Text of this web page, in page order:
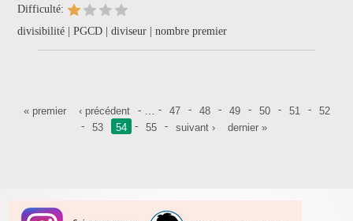
Difficulté:
divisibilité | PGCD | diviseur | nombre premier
Pages
« premier ‹ précédent 47 48 49 50 51
52
53
54 55 suivant › dernier »